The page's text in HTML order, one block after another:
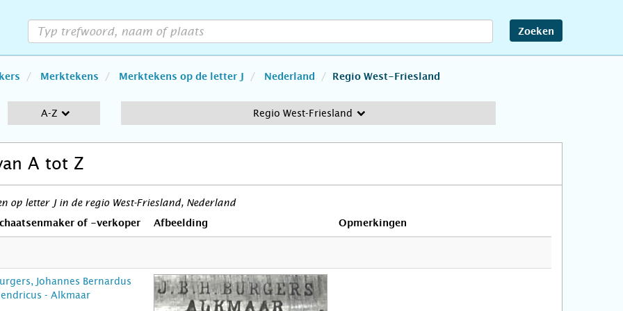
Zoeken
Merktekens Merktekens op de letter J Nederland Regio West-Friesland
A-Z Regio West-Friesland
A tot Z
op letter J in de regio West-Friesland, Nederland
of -verkoper Afbeelding Opmerkingen
Johannes Bernardus
- Alkmaar